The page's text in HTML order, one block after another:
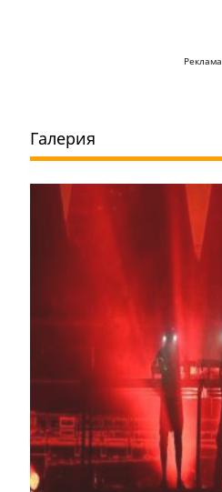
Реклама
Галерия